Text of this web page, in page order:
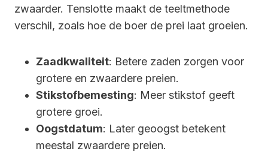
zwaarder. Tenslotte maakt de teeltmethode
verschil, zoals hoe de boer de prei laat groeien.
Zaadkwaliteit: Betere zaden zorgen voor
grotere en zwaardere preien.
Stikstofbemesting: Meer stikstof geeft
grotere groei.
Oogstdatum: Later geoogst betekent
meestal zwaardere preien.